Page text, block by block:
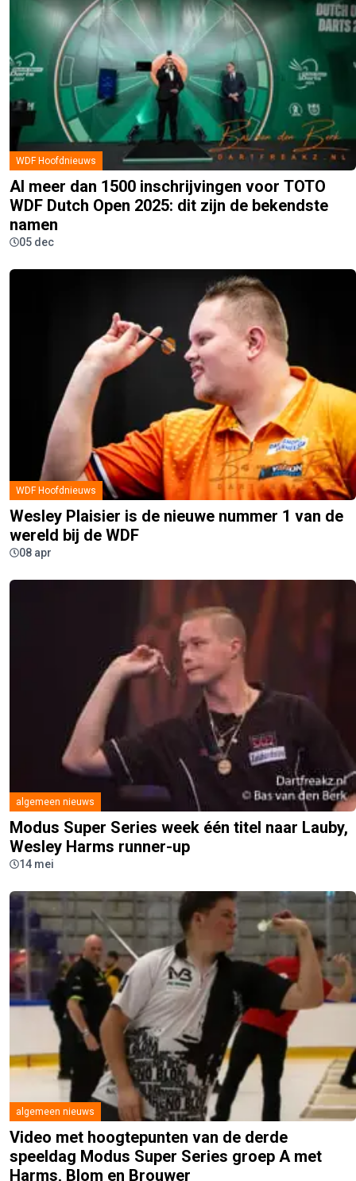
WDF Hoofdnieuws
Al meer dan 1500 inschrijvingen voor TOTO
WDF Dutch Open 2025: dit zijn de bekendste
namen
05 dec
WDF Hoofdnieuws
Wesley Plaisier is de nieuwe nummer 1 van de
wereld bij de WDF
08 apr
algemeen nieuws
Modus Super Series week één titel naar Lauby,
Wesley Harms runner-up
14 mei
algemeen nieuws
Video met hoogtepunten van de derde
speeldag Modus Super Series groep A met
Harms, Blom en Brouwer